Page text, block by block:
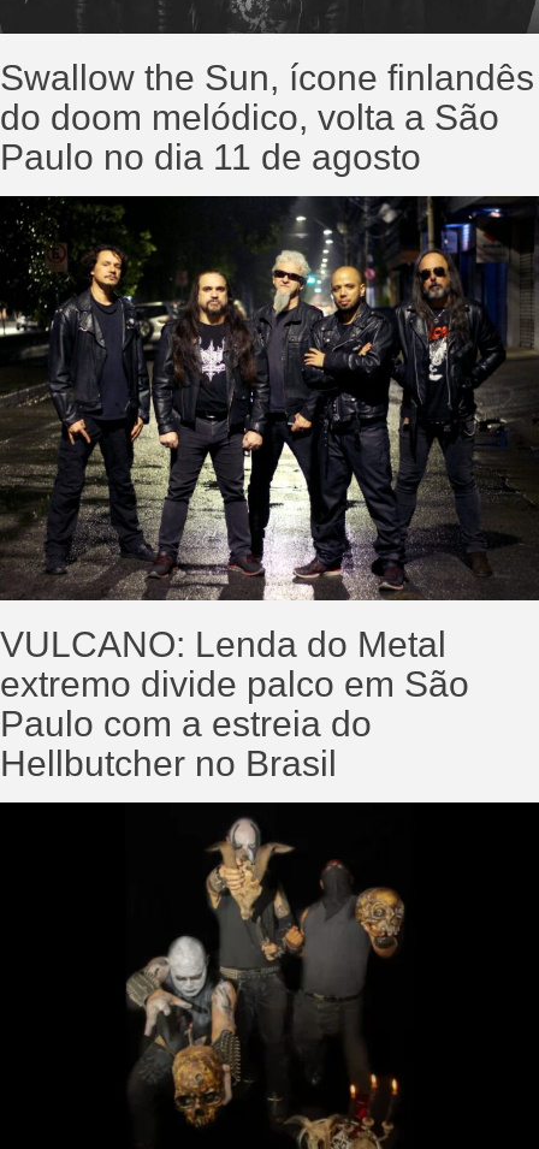
Swallow the Sun, ícone finlandês
do doom melódico, volta a São
Paulo no dia 11 de agosto
VULCANO: Lenda do Metal
extremo divide palco em São
Paulo com a estreia do
Hellbutcher no Brasil